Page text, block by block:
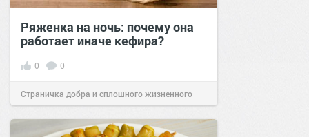
Ряженка на ночь: почему она
работает иначе кефира?
0 0
Страничка добра и сплошного жизненного
позитива!00:28Сегодня